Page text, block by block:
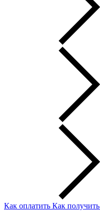
Как оплатить Как получить